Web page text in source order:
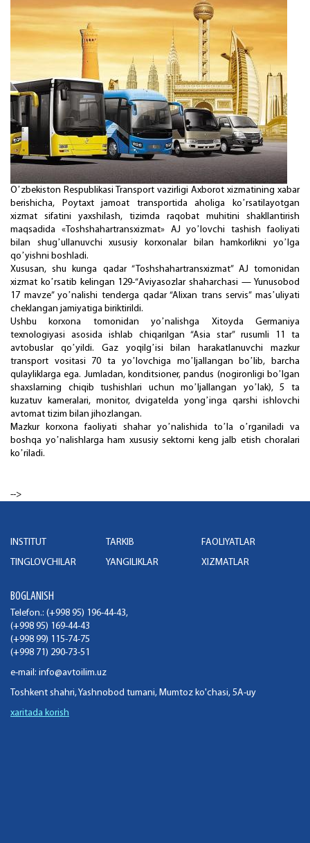
Oʼzbekiston Respublikasi Transport vazirligi Аxborot xizmatining xabar
berishicha, Poytaxt jamoat transportida aholiga koʼrsatilayotgan
xizmat sifatini yaxshilash, tizimda raqobat muhitini shakllantirish
maqsadida «Toshshahartransxizmat» АJ yoʼlovchi tashish faoliyati
bilan shugʼullanuvchi xususiy korxonalar bilan hamkorlikni yoʼlga
qoʼyishni boshladi.
Xususan, shu kunga qadar “Toshshahartransxizmat” АJ tomonidan
xizmat koʼrsatib kelingan 129-“Аviyasozlar shaharchasi — Yunusobod
17 mavze” yoʼnalishi tenderga qadar “Alixan trans servis” masʼuliyati
cheklangan jamiyatiga biriktirildi.
Ushbu korxona tomonidan yoʼnalishga Xitoyda Germaniya
texnologiyasi asosida ishlab chiqarilgan “Asia star” rusumli 11 ta
avtobuslar qoʼyildi. Gaz yoqilgʼisi bilan harakatlanuvchi mazkur
transport vositasi 70 ta yoʼlovchiga moʼljallangan boʼlib, barcha
qulayliklarga ega. Jumladan, konditsioner, pandus (nogironligi boʼlgan
shaxslarning chiqib tushishlari uchun moʼljallangan yoʼlak), 5 ta
kuzatuv kameralari, monitor, dvigatelda yongʼinga qarshi ishlovchi
avtomat tizim bilan jihozlangan.
Mazkur korxona faoliyati shahar yoʼnalishida toʼla oʼrganiladi va
boshqa yoʼnalishlarga ham xususiy sektorni keng jalb etish choralari
koʼriladi.
-->
INSTITUT TARKIB
FAOLIYATLAR
TINGLOVCHILAR
YANGILIKLAR XIZMATLAR
BOGLANISH
Telefon.: (+998 95) 196-44-43,
(+998 95) 169-44-43
(+998 99) 115-74-75
(+998 71) 290-73-51
e-mail: info@avtoilim.uz
Toshkent shahri, Yashnobod tumani, Mumtoz ko'chasi, 5A-uy
xaritada korish